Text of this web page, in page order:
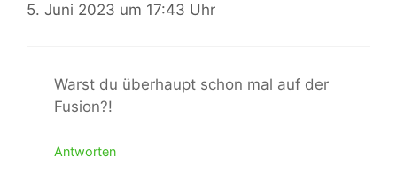
5. Juni 2023 um 17:43 Uhr
Warst du überhaupt schon mal auf der
Fusion?!
Antworten